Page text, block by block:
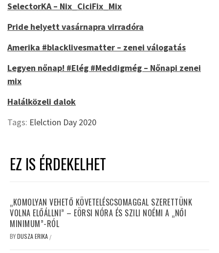
SelectorKA – Nix_CiciFix_Mix
Pride helyett vasárnapra virradóra
Amerika #blacklivesmatter – zenei válogatás
Legyen nőnap! #Elég #Meddigmég – Nőnapi zenei
mix
Halálközeli dalok
Tags: Elelction Day 2020
EZ IS ÉRDEKELHET
„KOMOLYAN VEHETŐ KÖVETELÉSCSOMAGGAL SZERETTÜNK
VOLNA ELŐÁLLNI” – EÖRSI NÓRA ÉS SZILI NOÉMI A „NŐI
MINIMUM”-RÓL
BYDUSZA ERIKA /